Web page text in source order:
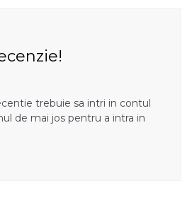
trebuie sa intri in contul
de mai jos pentru a intra in